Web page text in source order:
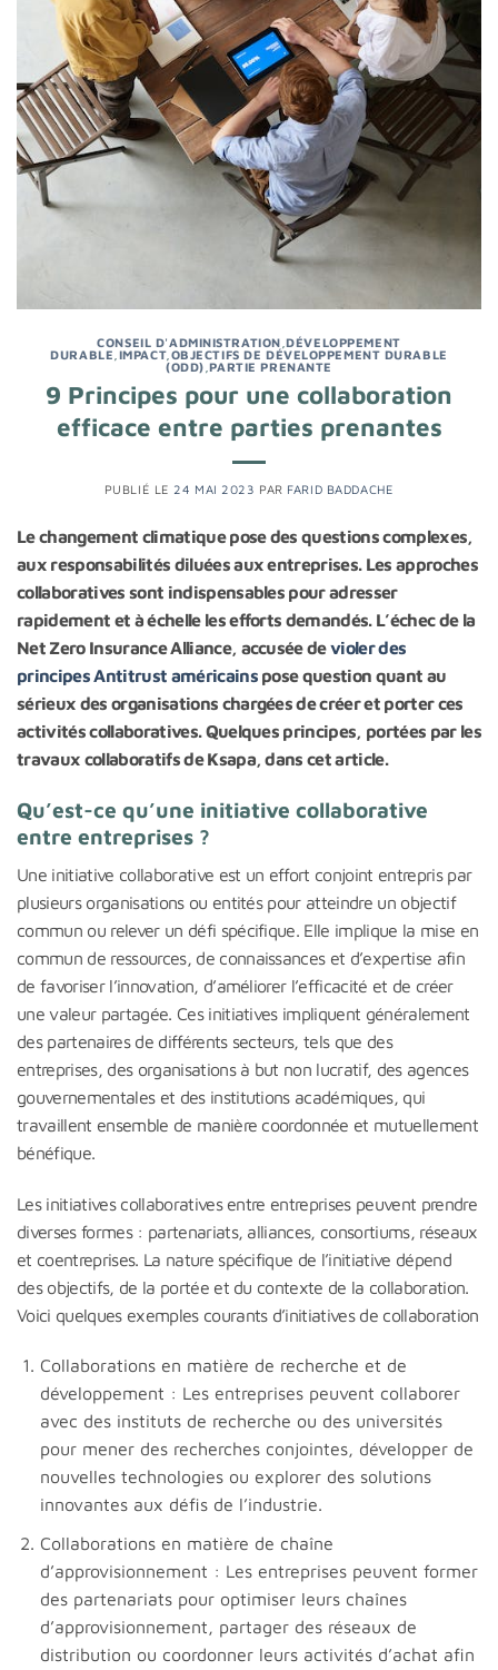
CONSEIL D'ADMINISTRATION ,DÉVELOPPEMENT
DURABLE IMPACT, OBJECTIFS DE DÉVELOPPEMENT DURABLE
(ODD) ,PARTIE PRENANTE
9 Principes pour une collaboration
efficace entre parties prenantes
PUBLIÉ LE 24 MAI 2023 PAR FARID BADDACHE
Le changement climatique pose des questions complexes,
aux responsabilités diluées aux entreprises. Les approches
collaboratives sont indispensables pour adresser
rapidement et à échelle les efforts demandés. L’échec de la
Net Zero Insurance Alliance, accusée devioler des
principes Antitrust américainspose question quant au
sérieux des organisations chargées de créer et porter ces
activités collaboratives. Quelques principes, portées par les
travaux collaboratifs de Ksapa, dans cet article.
Qu’est-ce qu’une initiative collaborative
entre entreprises ?
Une initiative collaborative est un effort conjoint entrepris par
plusieurs organisations ou entités pour atteindre un objectif
commun ou relever un défi spécifique. Elle implique la mise en
commun de ressources, de connaissances et d’expertise afin
de favoriser l’innovation, d’améliorer l’efficacité et de créer
une valeur partagée. Ces initiatives impliquent généralement
des partenaires de différents secteurs, tels que des
entreprises, des organisations à but non lucratif, des agences
gouvernementales et des institutions académiques, qui
travaillent ensemble de manière coordonnée et mutuellement
bénéfique.
Les initiatives collaboratives entre entreprises peuvent prendre
diverses formes : partenariats, alliances, consortiums, réseaux
et coentreprises. La nature spécifique de l’initiative dépend
des objectifs, de la portée et du contexte de la collaboration.
Voici quelques exemples courants d’initiatives de collaboration
Collaborations en matière de recherche et de
développement : Les entreprises peuvent collaborer
avec des instituts de recherche ou des universités
pour mener des recherches conjointes, développer de
nouvelles technologies ou explorer des solutions
innovantes aux défis de l’industrie.
Collaborations en matière de chaîne
d’approvisionnement : Les entreprises peuvent former
des partenariats pour optimiser leurs chaînes
d’approvisionnement, partager des réseaux de
distribution ou coordonner leurs activités d’achat afin